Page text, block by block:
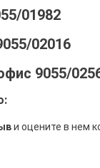
01982
02016
9055/
и оцените в нем